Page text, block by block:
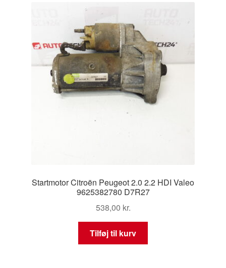
Startmotor Citroën Peugeot 2.0 2.2 HDI Valeo
9625382780 D7R27
538,00 kr.
Tilføj til kurv